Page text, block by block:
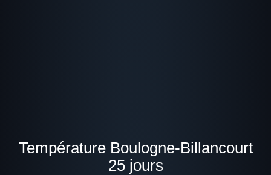
Température Boulogne-Billancourt
25 jours